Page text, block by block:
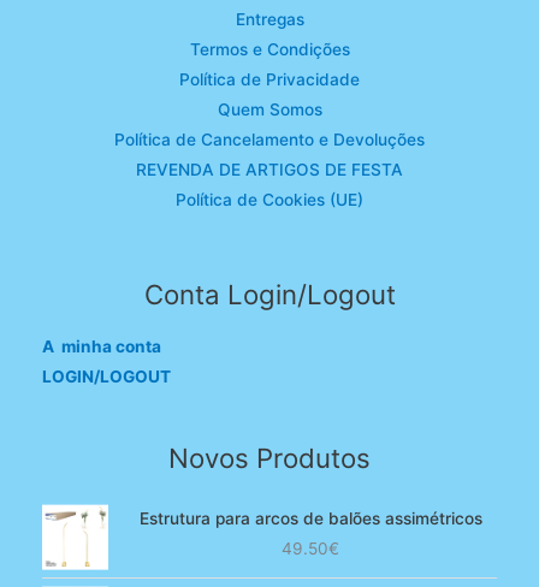
Entregas
Termos e Condições
Política de Privacidade
Quem Somos
Política de Cancelamento e Devoluções
REVENDA DE ARTIGOS DE FESTA
Política de Cookies (UE)
Conta Login/Logout
A minha conta
LOGIN/LOGOUT
Novos Produtos
Estrutura para arcos de balões assimétricos
49.50€